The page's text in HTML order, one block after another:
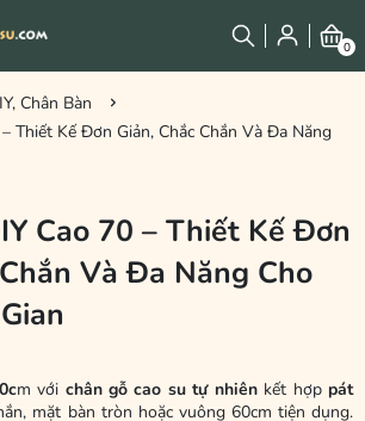
0
Chân Bàn
Thiết Kế Đơn Giản, Chắc Chắn Và Đa Năng
Cao 70 – Thiết Kế Đơn
Và Đa Năng Cho
m với chân gỗ cao su tự nhiênkết hợp pát
mặt bàn tròn hoặc vuông 60cm tiện dụng.